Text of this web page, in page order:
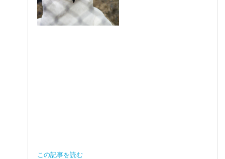
この記事を読む